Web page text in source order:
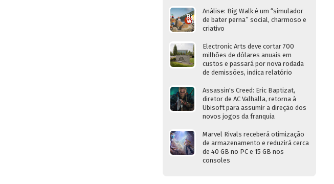
Análise: Big Walk é um “simulador
de bater perna” social, charmoso e
criativo
Electronic Arts deve cortar 700
milhões de dólares anuais em
custos e passará por nova rodada
de demissões, indica relatório
Assassin's Creed: Eric Baptizat,
diretor de AC Valhalla, retorna à
Ubisoft para assumir a direção dos
novos jogos da franquia
Marvel Rivals receberá otimização
de armazenamento e reduzirá cerca
de 40 GB no PC e 15 GB nos
consoles